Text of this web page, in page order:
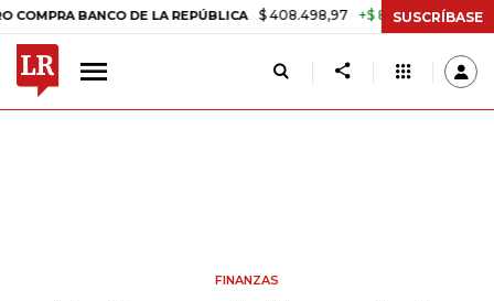
BANCO DE LA REPÚBLICA $ 408.498,97 +$ 8.753,81 +2,19%
SUSCRÍBASE
FINANZAS